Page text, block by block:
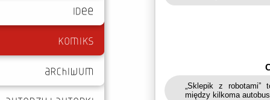
„Sklepik z robotami”
między kilkoma